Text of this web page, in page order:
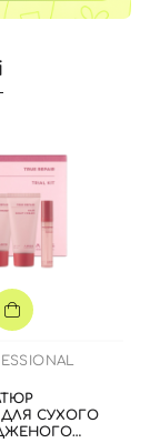
ДЛЯ СУХОГО